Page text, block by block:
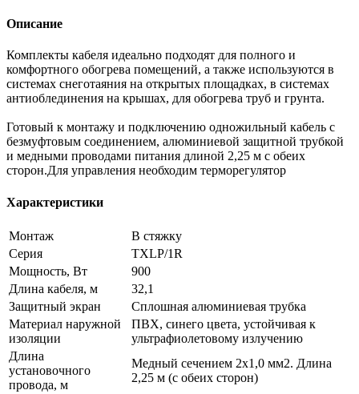
Описание
Комплекты кабеля идеально подходят для полного и
комфортного обогрева помещений, а также используются в
системах снеготаяния на открытых площадках, в системах
антиоблединения на крышах, для обогрева труб и грунта.
Готовый к монтажу и подключению одножильный кабель с
безмуфтовым соединением, алюминиевой защитной трубкой
и медными проводами питания длиной 2,25 м с обеих
сторон.Для управления необходим терморегулятор
Характеристики
Монтаж
В стяжку
Серия
TXLP/1R
Мощность, Вт
900
Длина кабеля, м
32,1
Защитный экран
Сплошная алюминиевая трубка
Материал наружной
изоляции
ПВХ, синего цвета, устойчивая к
ультрафиолетовому излучению
Длина
установочного
провода, м
Медный сечением 2х1,0 мм2. Длина
2,25 м (с обеих сторон)